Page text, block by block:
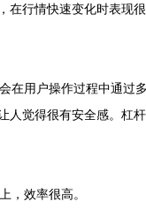
在行情快速变化时表现很
在用户操作过程中通过
人觉得很有安全感。杠杆
，效率很高。